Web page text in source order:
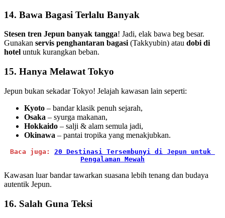
14. Bawa Bagasi Terlalu Banyak
Stesen tren Jepun banyak tangga! Jadi, elak bawa beg besar.
Gunakan servis penghantaran bagasi(Takkyubin) atau dobi di
hotel untuk kurangkan beban.
15. Hanya Melawat Tokyo
Jepun bukan sekadar Tokyo! Jelajah kawasan lain seperti:
Kyoto – bandar klasik penuh sejarah,
Osaka – syurga makanan,
Hokkaido – salji & alam semula jadi,
Okinawa – pantai tropika yang menakjubkan.
Baca juga: 20 Destinasi Tersembunyi di Jepun untuk
Pengalaman Mewah
Kawasan luar bandar tawarkan suasana lebih tenang dan budaya
autentik Jepun.
16. Salah Guna Teksi